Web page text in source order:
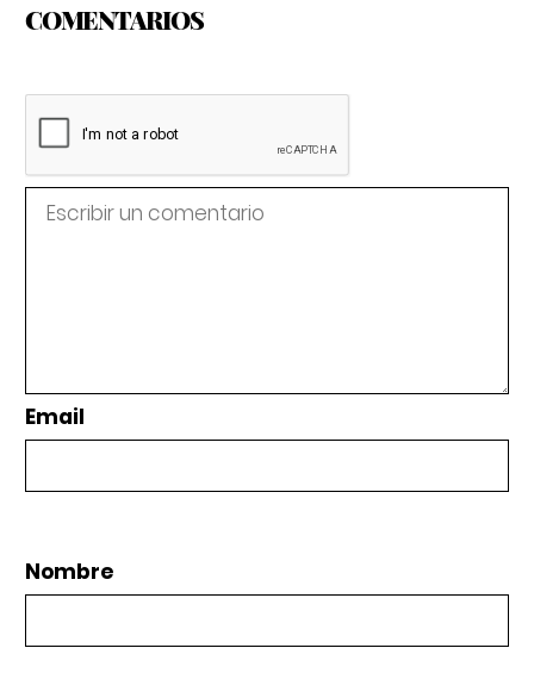
COMENTARIOS
Email
Nombre